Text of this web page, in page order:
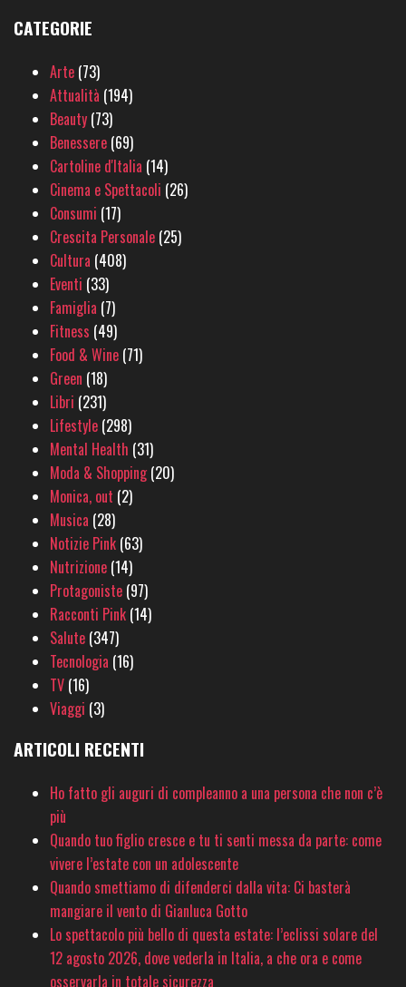
CATEGORIE
Arte (73)
Attualità (194)
Beauty (73)
Benessere (69)
Cartoline d'Italia (14)
Cinema e Spettacoli (26)
Consumi (17)
Crescita Personale (25)
Cultura (408)
Eventi (33)
Famiglia (7)
Fitness (49)
Food & Wine (71)
Green (18)
Libri (231)
Lifestyle (298)
Mental Health (31)
Moda & Shopping(20)
Monica, out (2)
Musica (28)
Notizie Pink (63)
Nutrizione (14)
Protagoniste (97)
Racconti Pink (14)
Salute (347)
Tecnologia (16)
TV (16)
Viaggi (3)
ARTICOLI RECENTI
Ho fatto gli auguri di compleanno a una persona che non c’è
più
Quando tuo figlio cresce e tu ti senti messa da parte: come
vivere l’estate con un adolescente
Quando smettiamo di difenderci dalla vita: Ci basterà
mangiare il vento di Gianluca Gotto
Lo spettacolo più bello di questa estate: l’eclissi solare del
12 agosto 2026, dove vederla in Italia, a che ora e come
osservarla in totale sicurezza